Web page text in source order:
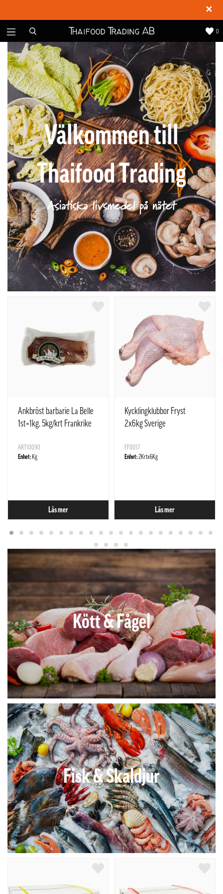
✕
0
Välkommen till
Thaifood Trading
Asiatiska livsmedel på nätet
Ankbröst barbarie La Belle
1st=1kg. 5kg/krt Frankrike
ART10090
Enhet: Kg
Läs mer
Kycklingklubbor Fryst
2x6kg Sverige
FF0017
Enhet:2Krtx6Kg
Läs mer
Kött & Fågel
Fisk & Skaldjur